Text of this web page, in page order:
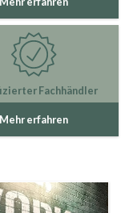
Fachhändler
Mehr erfahren